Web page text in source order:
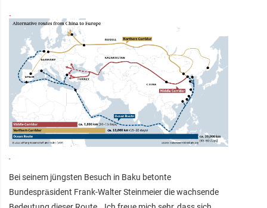
Bei seinem jüngsten Besuch in Baku betonte
Bundespräsident Frank-Walter Steinmeier die wachsende